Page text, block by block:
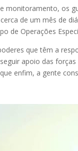
monitoramento, os
de um mês de
de Operações
que têm a
apoio das
enfim, a gente